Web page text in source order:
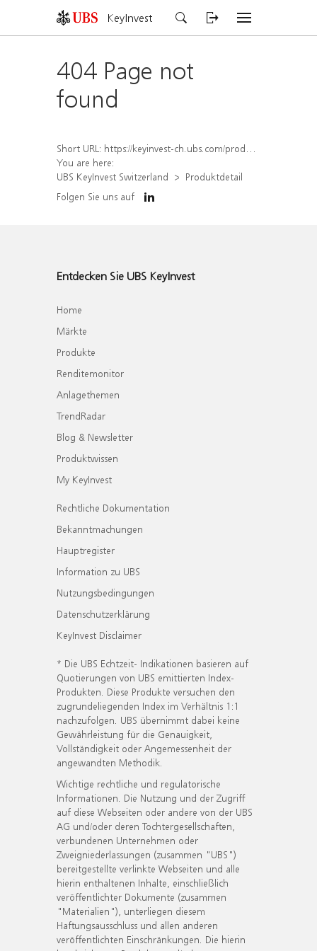
KeyInvest
404 Page not
found
Short URL: https://keyinvest-ch.ubs.com/produkt/detail/index/isin/CH1567052290
You are here:
UBS KeyInvest Switzerland
Produktdetail
Folgen Sie uns auf
Entdecken Sie UBS KeyInvest
Home
Märkte
Produkte
Renditemonitor
Anlagethemen
TrendRadar
Blog & Newsletter
Produktwissen
My KeyInvest
Rechtliche Dokumentation
Bekanntmachungen
Hauptregister
Information zu UBS
Nutzungsbedingungen
Datenschutzerklärung
KeyInvest Disclaimer
* Die UBS Echtzeit- Indikationen basieren auf
Quotierungen von UBS emittierten Index-
Produkten. Diese Produkte versuchen den
zugrundeliegenden Index im Verhältnis 1:1
nachzufolgen. UBS übernimmt dabei keine
Gewährleistung für die Genauigkeit,
Vollständigkeit oder Angemessenheit der
angewandten Methodik.
Wichtige rechtliche und regulatorische
Informationen. Die Nutzung und der Zugriff
auf diese Webseiten oder andere von der UBS
AG und/oder deren Tochtergesellschaften,
verbundenen Unternehmen oder
Zweigniederlassungen (zusammen "UBS")
bereitgestellte verlinkte Webseiten und alle
hierin enthaltenen Inhalte, einschließlich
veröffentlichter Dokumente (zusammen
"Materialien"), unterliegen diesem
Haftungsausschluss und allen anderen
veröffentlichten Einschränkungen. Die hierin